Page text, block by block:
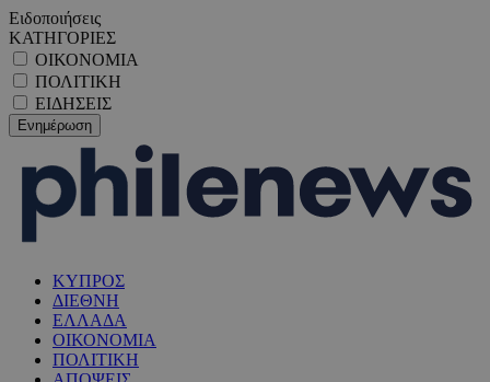
Ειδοποιήσεις
ΚΑΤΗΓΟΡΙΕΣ
ΟΙΚΟΝΟΜΙΑ
ΠΟΛΙΤΙΚΗ
ΕΙΔΗΣΕΙΣ
ΚΥΠΡΟΣ
ΔΙΕΘΝΗ
ΕΛΛΑΔΑ
ΟΙΚΟΝΟΜΙΑ
ΠΟΛΙΤΙΚΗ